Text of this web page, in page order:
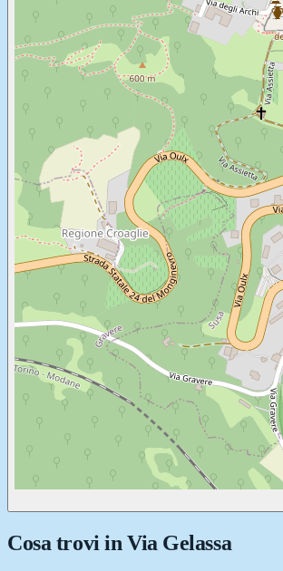
Cosa trovi in Via Gelassa